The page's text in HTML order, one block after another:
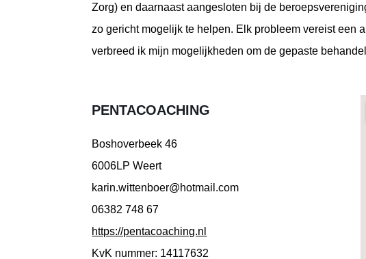
Zorg) en daarnaast aangesloten bij de
zo gericht mogelijk te helpen. Elk probleem vereist een
verbreed ik mijn mogelijkheden om de gepaste
PENTACOACHING
Boshoverbeek 46
6006LP Weert
karin.wittenboer@hotmail.com
06382 748 67
https://pentacoaching.nl
KvK nummer: 14117632